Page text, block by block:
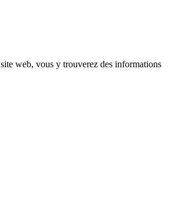
web, vous y trouverez des informations